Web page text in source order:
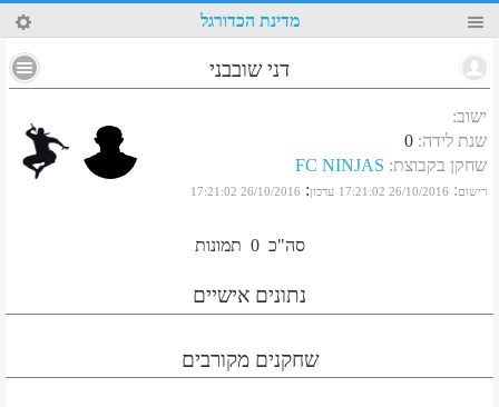
43 מדינת הכדורגל
דני שובבני
ישוב:
שנת לידה:
0
שחקן בקבוצת:
FC NINJAS
רישום:
26/10/2016 17:21:02 עדכון:
26/10/2016 17:21:02
סה"כ 0 תמונות
נתונים אישיים
שחקנים מקורבים